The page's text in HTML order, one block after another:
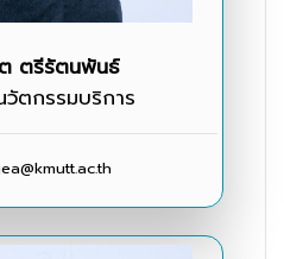
ตรีรัตนพันธ์
ตกรรมบริการ